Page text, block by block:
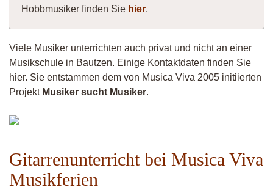
Hobbmusiker finden Sie hier.
Viele Musiker unterrichten auch privat und nicht an einer
Musikschule in Bautzen. Einige Kontaktdaten finden Sie
hier. Sie entstammen dem von Musica Viva 2005 initiierten
Projekt Musiker sucht Musiker.
Gitarrenunterricht bei Musica Viva
Musikferien